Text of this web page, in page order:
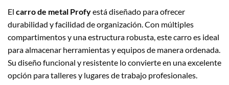
El carro de metal Profyestá diseñado para ofrecer
durabilidad y facilidad de organización. Con múltiples
compartimentos y una estructura robusta, este carro es ideal
para almacenar herramientas y equipos de manera ordenada.
Su diseño funcional y resistente lo convierte en una excelente
opción para talleres y lugares de trabajo profesionales.